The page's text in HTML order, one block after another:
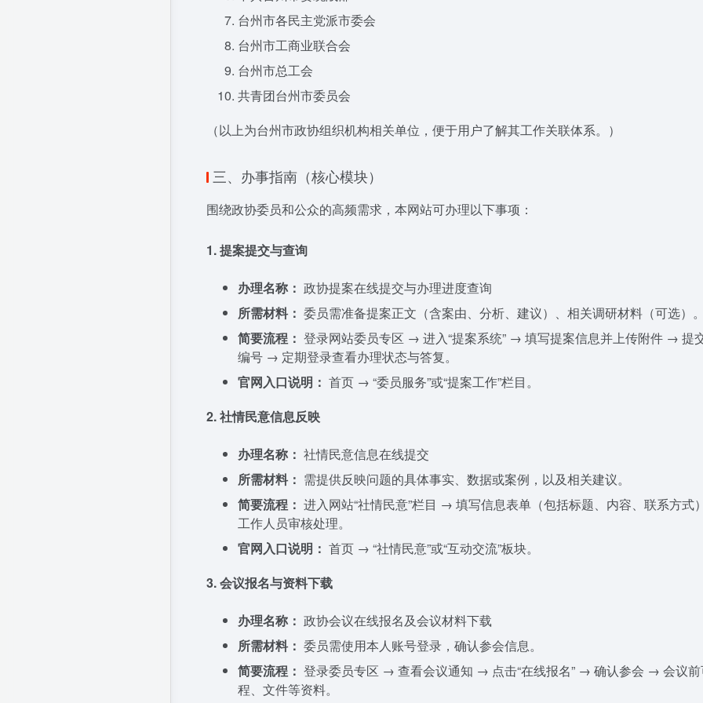
台州市各民主党派市委会
台州市工商业联合会
台州市总工会
共青团台州市委员会
（以上为台州市政协组织机构相关单位，便于用户了解其工作关联体系。）
三、办事指南（核心模块）
围绕政协委员和公众的高频需求，本网站可办理以下事项：
1. 提案提交与查询
办理名称： 政协提案在线提交与办理进度查询
所需材料： 委员需准备提案正文（含案由、分析、建议）、相关调研材料（可选）。
简要流程： 登录网站委员专区 → 进入“提案系统” → 填写提案信息并上传附件 → 提
编号 → 定期登录查看办理状态与答复。
官网入口说明： 首页 → “委员服务”或“提案工作”栏目。
2. 社情民意信息反映
办理名称： 社情民意信息在线提交
所需材料： 需提供反映问题的具体事实、数据或案例，以及相关建议。
简要流程： 进入网站“社情民意”栏目 → 填写信息表单（包括标题、内容、联系方式
工作人员审核处理。
官网入口说明： 首页 → “社情民意”或“互动交流”板块。
3. 会议报名与资料下载
办理名称： 政协会议在线报名及会议材料下载
所需材料： 委员需使用本人账号登录，确认参会信息。
简要流程： 登录委员专区 → 查看会议通知 → 点击“在线报名” → 确认参会 → 会议前
程、文件等资料。